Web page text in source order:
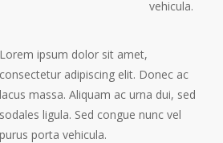
vehicula.
Lorem ipsum dolor sit amet,
consectetur adipiscing elit. Donec ac
lacus massa. Aliquam ac urna dui, sed
sodales ligula. Sed congue nunc vel
purus porta vehicula.